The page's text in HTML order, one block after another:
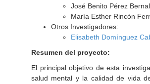
José Benito Pérez Bernal
María Esther Rincón
Otros Investigadores:
Elisabeth Domínguez
Resumen del proyecto:
El principal objetivo de esta
salud mental y la calidad de vida